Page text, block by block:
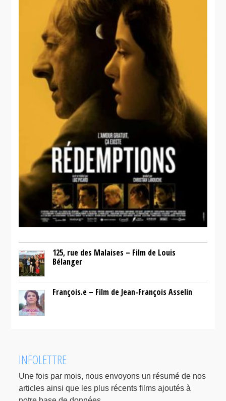
125, rue des Malaises – Film de Louis
Bélanger
François.e – Film de Jean-François Asselin
INFOLETTRE
Une fois par mois, nous envoyons un résumé de nos
articles ainsi que les plus récents films ajoutés à